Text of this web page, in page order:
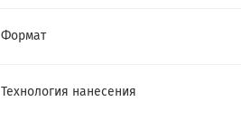
Формат
Технология нанесения